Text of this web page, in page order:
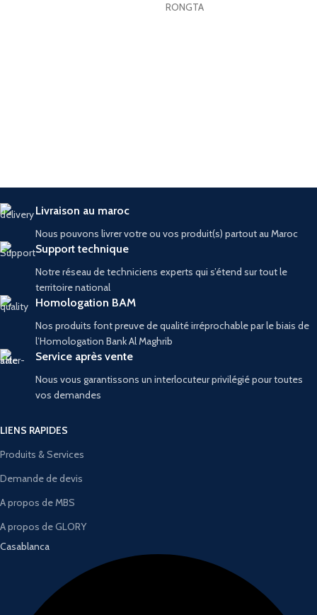
RONGTA
Livraison au maroc
Nous pouvons livrer votre ou vos produit(s) partout au Maroc
Support technique
Notre réseau de techniciens experts qui s’étend sur tout le
territoire national
Homologation BAM
Nos produits font preuve de qualité irréprochable par le biais de
l’Homologation Bank Al Maghrib
Service après vente
Nous vous garantissons un interlocuteur privilégié pour toutes
vos demandes
LIENS RAPIDES
Produits & Services
Demande de devis
A propos de MBS
A propos de GLORY
Casablanca